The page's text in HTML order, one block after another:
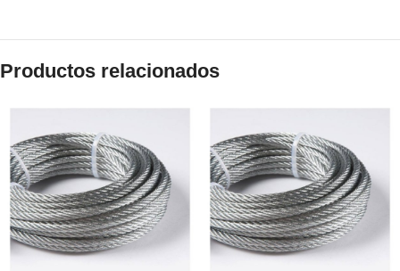
Productos relacionados